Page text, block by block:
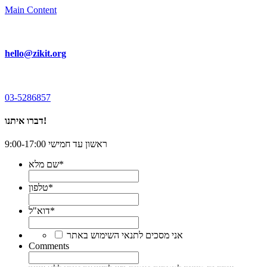
Main Content
hello@zikit.org
03-5286857
דברו איתנו!
ראשון עד חמישי 9:00-17:00
שם מלא*
טלפון*
דוא"ל*
אני מסכים לתנאי השימוש באתר
Comments